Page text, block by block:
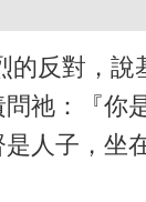
反對，
祂：『
人子，坐